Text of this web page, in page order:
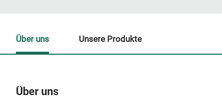
Über uns
Über uns Unsere Produkte